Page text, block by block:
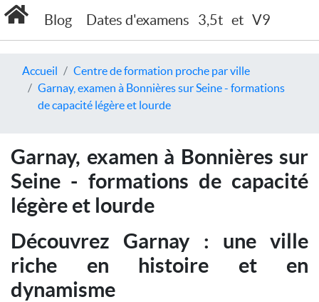
Blog Dates d'examens 3,5t et V9
Accueil
Centre de formation proche par ville
Garnay, examen à Bonnières sur Seine - formations
de capacité légère et lourde
Garnay, examen à Bonnières sur
Seine - formations de capacité
légère et lourde
Découvrez Garnay : une ville
riche en histoire et en
dynamisme